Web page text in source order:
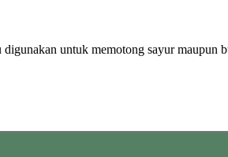
untuk memotong sayur maupun